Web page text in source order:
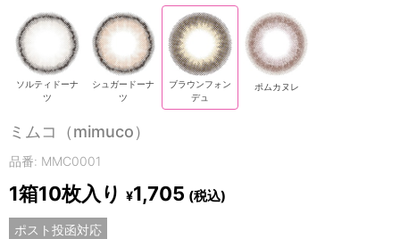
ソルティドーナ
ツ
シュガードーナ
ツ
ブラウンフォン
デュ
ポムカヌレ
ミムコ（mimuco）
品番: MMC0001
1箱10枚入り ¥1,705 (税込)
ポスト投函対応